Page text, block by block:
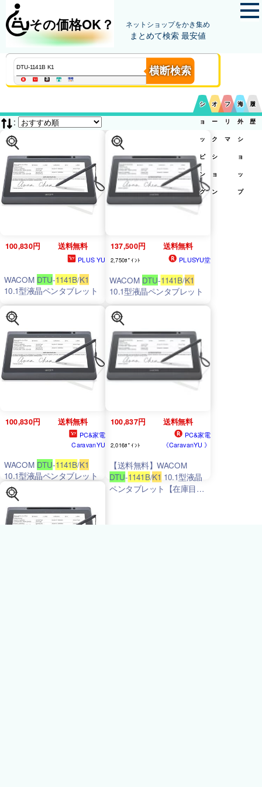
その価格OK？ ネットショップをかき集め
まとめて検索 最安値
横断検索
シ
ョ
ッ
ピ
ン
グ
オ
ー
ク
シ
ョ
ン
フ
リ
マ
海
外
シ
ョ
ッ
プ
履
歴
:
100,830円 送料無料
PLUS YU
WACOM DTU-1141B/K1
10.1型液晶ペンタブレット
137,500円 送料無料
2,750ﾎﾟｲﾝﾄ PLUSYU堂
WACOM DTU-1141B/K1
10.1型液晶ペンタブレット
100,830円 送料無料
PC&家電
CaravanYU
WACOM DTU-1141B/K1
10.1型液晶ペンタブレット
100,837円 送料無料
2,016ﾎﾟｲﾝﾄ
PC&家電
《CaravanYU 》
【送料無料】WACOM
DTU-1141B/K1 10.1型液晶
ペンタブレット【在庫目安: